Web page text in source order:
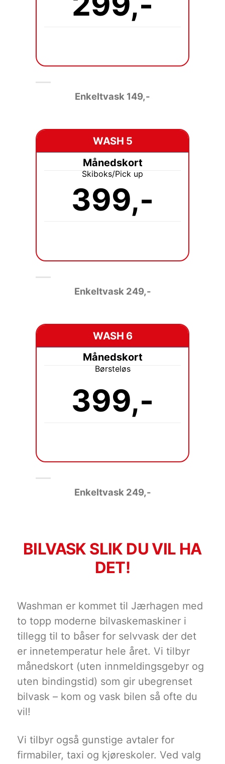
Enkeltvask 149,-
WASH 5
Månedskort
Skiboks/Pick up
399,-
Enkeltvask 249,-
WASH 6
Månedskort
Børsteløs
399,-
Enkeltvask 249,-
BILVASK SLIK DU VIL HA
DET!
Washman er kommet til Jærhagen med
to topp moderne bilvaskemaskiner i
tillegg til to båser for selvvask der det
er innetemperatur hele året. Vi tilbyr
månedskort (uten innmeldingsgebyr og
uten bindingstid) som gir ubegrenset
bilvask – kom og vask bilen så ofte du
vil!
Vi tilbyr også gunstige avtaler for
firmabiler, taxi og kjøreskoler. Ved valg